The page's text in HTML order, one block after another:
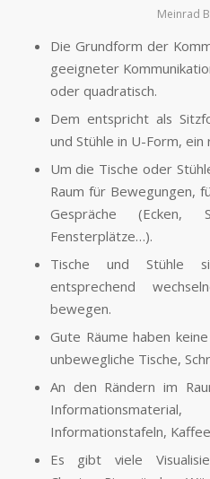
Meinrad
Die Grundform der
geeigneter
oder quadratisch.
Dem entspricht als
und Stühle in U-Form, ein
Um die Tische oder
Raum für Bewegungen,
Gespräche (Ecken,
Fensterplätze…).
Tische und Stühle
entsprechend
bewegen.
Gute Räume haben
unbewegliche Tische,
An den Rändern im
Informationstafeln,
Es gibt viele